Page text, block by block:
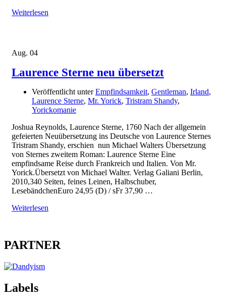
Weiterlesen
Aug. 04
Laurence Sterne neu übersetzt
Veröffentlicht unterEmpfindsamkeit, Gentleman, Irland,
Laurence Sterne, Mr. Yorick, Tristram Shandy,
Yorickomanie
Joshua Reynolds, Laurence Sterne, 1760 Nach der allgemein
gefeierten Neuübersetzung ins Deutsche von Laurence Sternes
Tristram Shandy, erschien nun Michael Walters Übersetzung
von Sternes zweitem Roman: Laurence Sterne Eine
empfindsame Reise durch Frankreich und Italien. Von Mr.
Yorick.Übersetzt von Michael Walter. Verlag Galiani Berlin,
2010,340 Seiten, feines Leinen, Halbschuber,
LesebändchenEuro 24,95 (D) / sFr 37,90 …
Weiterlesen
PARTNER
Labels